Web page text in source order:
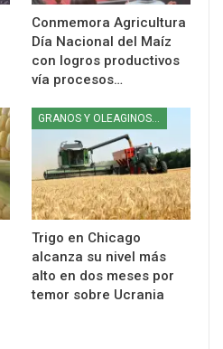
Conmemora Agricultura
Día Nacional del Maíz
con logros productivos
vía procesos…
GRANOS Y OLEAGINOSAS
Trigo en Chicago
alcanza su nivel más
alto en dos meses por
temor sobre Ucrania